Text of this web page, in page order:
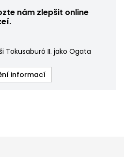
nám zlepšit online
Tokusaburó II. jako Ogata
informací